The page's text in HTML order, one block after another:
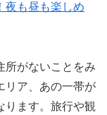
夜も昼も楽しめ
所がないことをみ
リア、あの一帯が
ります。旅行や観